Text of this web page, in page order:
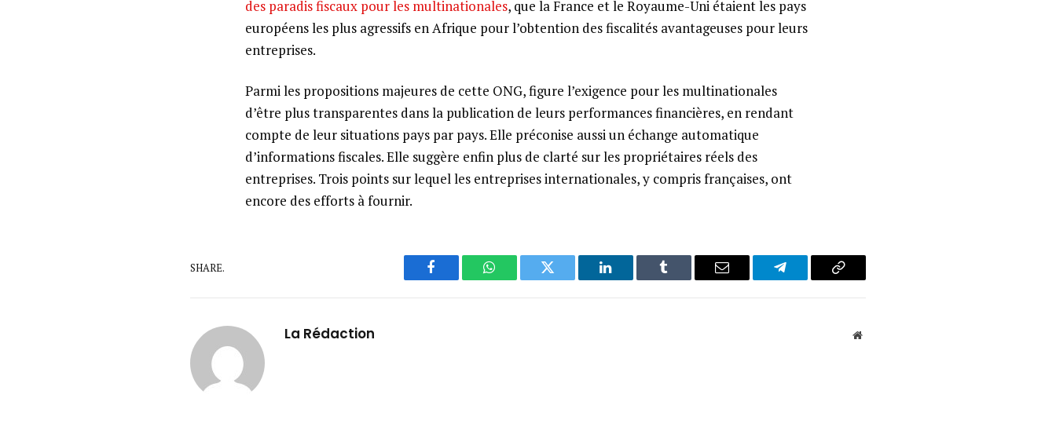
des paradis fiscaux pour les multinationales, que la France et le Royaume-Uni étaient les pays
européens les plus agressifs en Afrique pour l’obtention des fiscalités avantageuses pour leurs
entreprises.
Parmi les propositions majeures de cette ONG, figure l’exigence pour les multinationales
d’être plus transparentes dans la publication de leurs performances financières, en rendant
compte de leur situations pays par pays. Elle préconise aussi un échange automatique
d’informations fiscales. Elle suggère enfin plus de clarté sur les propriétaires réels des
entreprises. Trois points sur lequel les entreprises internationales, y compris françaises, ont
encore des efforts à fournir.
SHARE.
Facebook WhatsAppTwitter LinkedIn Tumblr Email Telegram Copy
La Rédaction Website